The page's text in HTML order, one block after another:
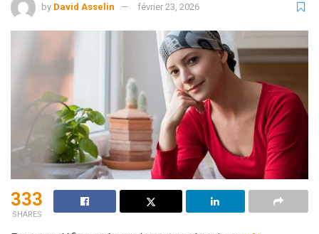
by David Asselin février 23, 2026
333
SHARES